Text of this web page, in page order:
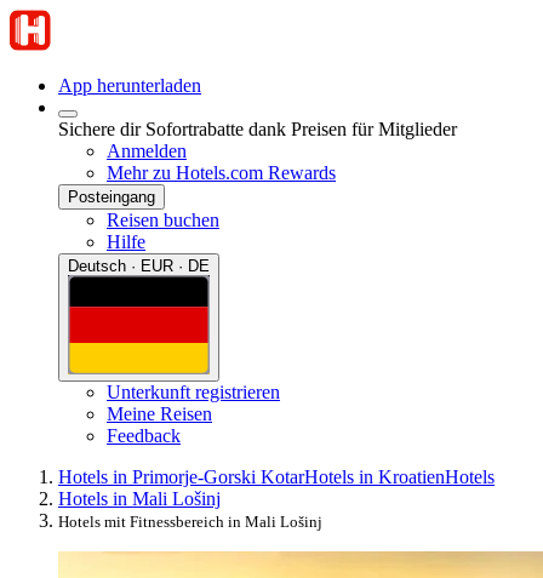
App herunterladen
Sichere dir Sofortrabatte dank Preisen für Mitglieder
Anmelden
Mehr zu Hotels.com Rewards
Posteingang
Reisen buchen
Hilfe
Deutsch · EUR · DE
Unterkunft registrieren
Meine Reisen
Feedback
Hotels in Primorje-Gorski KotarHotels in KroatienHotels
Hotels in Mali Lošinj
Hotels mit Fitnessbereich in Mali Lošinj